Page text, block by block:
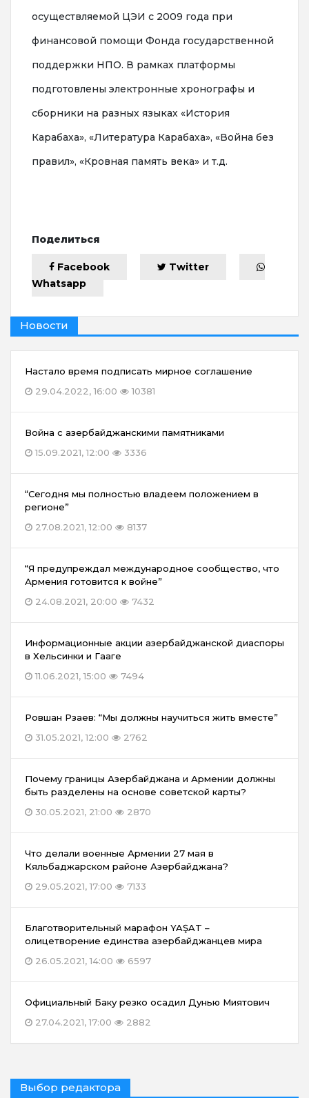
осуществляемой ЦЭИ с 2009 года при
финансовой помощи Фонда государственной
поддержки НПО. В рамках платформы
подготовлены электронные хронографы и
сборники на разных языках «История
Карабаха», «Литература Карабаха», «Война без
правил», «Кровная память века» и т.д.
Поделиться
Facebook
Twitter
Whatsapp
Новости
Настало время подписать мирное соглашение
29.04.2022, 16:00
10381
Война с азербайджанскими памятниками
15.09.2021, 12:00
3336
“Сегодня мы полностью владеем положением в
регионе”
27.08.2021, 12:00
8137
“Я предупреждал международное сообщество, что
Армения готовится к войне”
24.08.2021, 20:00
7432
Информационные акции азербайджанской диаспоры
в Хельсинки и Гааге
11.06.2021, 15:00
7494
Ровшан Рзаев: “Мы должны научиться жить вместе”
31.05.2021, 12:00
2762
Почему границы Азербайджана и Армении должны
быть разделены на основе советской карты?
30.05.2021, 21:00
2870
Что делали военные Армении 27 мая в
Кяльбаджарском районе Азербайджана?
29.05.2021, 17:00
7133
Благотворительный марафон YAŞAT –
олицетворение единства азербайджанцев мира
26.05.2021, 14:00
6597
Официальный Баку резко осадил Дунью Миятович
27.04.2021, 17:00
2882
Выбор редактора